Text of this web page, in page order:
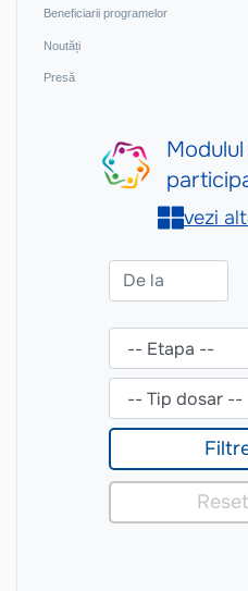
Beneficiarii programelor
Noutăți
Presă